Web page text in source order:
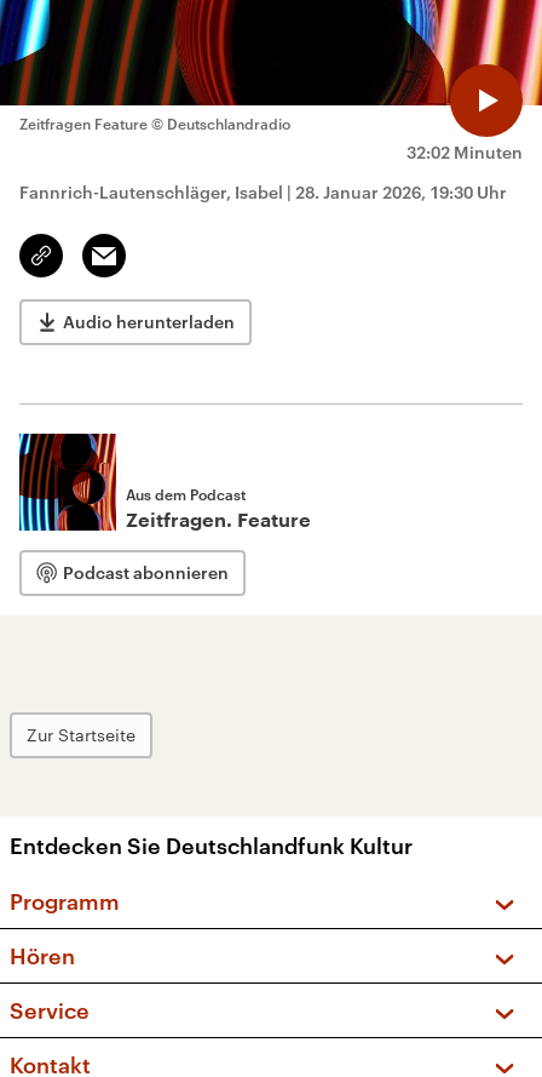
32:02 Minuten
Zeitfragen Feature © Deutschlandradio
Fannrich-Lautenschläger, Isabel | 28. Januar 2026, 19:30 Uhr
Link
kopieren/teilen
Email
Audio herunterladen
Aus dem Podcast
Zeitfragen. Feature
Podcast abonnieren
Zur Startseite
Entdecken Sie Deutschlandfunk Kultur
Programm
Sendungen und Podcasts
Musikliste
Kakadu – Das Kinderprogramm
Hören
Frequenzen (UKW + DAB+)
Service
FAQ
Kontakt